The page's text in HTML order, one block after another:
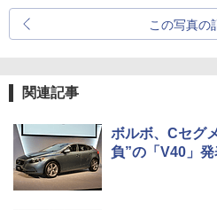
この写真の
関連記事
ボルボ、Cセグ
負”の「V40」